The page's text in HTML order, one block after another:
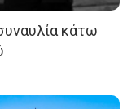
κάτω